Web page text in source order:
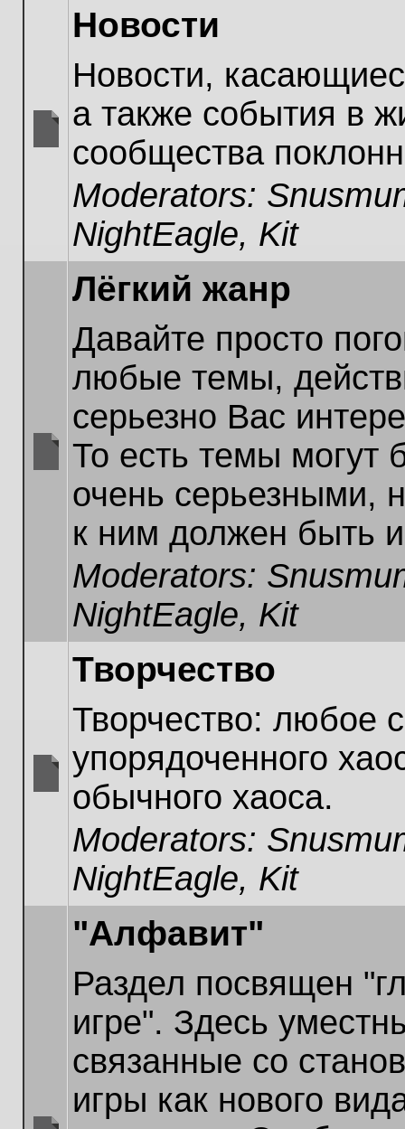
Новости
Новости,
а также события в
сообщества
Moderators:
NightEagle, Kit
unread
Лёгкий жанр
Давайте просто
любые темы,
серьезно Вас
То есть темы могут
очень серьезными,
к ним должен быть
Moderators:
NightEagle, Kit
Творчество
Творчество: любое
упорядоченного
обычного хаоса.
Moderators:
NightEagle, Kit
"Алфавит"
Раздел посвящен
игре". Здесь
связанные со
игры как нового